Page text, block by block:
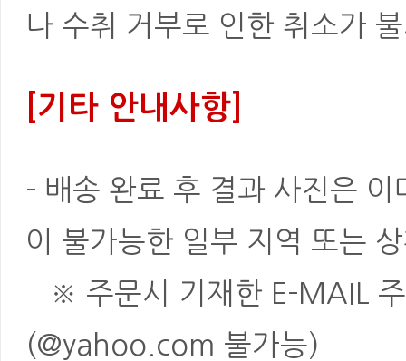
나 수취 거부로 인한 취소가
[기타 안내사항]
- 배송 완료 후 결과 사진은
이 불가능한 일부 지역 또는
※ 주문시 기재한 E-MAIL 주
(@yahoo.com 불가능)